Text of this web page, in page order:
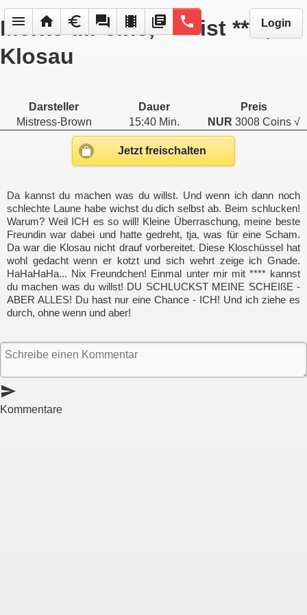
menu home euro forum local_movies library_books phone Login
Merke dir eins, **** ist ****,
Klosau
Darsteller Dauer
Preis
Mistress-Brown
15:40 Min. NUR 3008 Coins √
Jetzt freischalten
Da kannst du machen was du willst. Und wenn ich dann noch
schlechte Laune habe wichst du dich selbst ab. Beim schlucken!
Warum? Weil ICH es so will! Kleine Überraschung, meine beste
Freundin war dabei und hatte gedreht, tja, was für eine Scham.
Da war die Klosau nicht drauf vorbereitet. Diese Kloschüssel hat
wohl gedacht wenn er kotzt und sich wehrt zeige ich Gnade.
HaHaHaHa... Nix Freundchen! Einmal unter mir mit **** kannst
du machen was du willst! DU SCHLUCKST MEINE SCHEIßE -
ABER ALLES! Du hast nur eine Chance - ICH! Und ich ziehe es
durch, ohne wenn und aber!
send
Kommentare